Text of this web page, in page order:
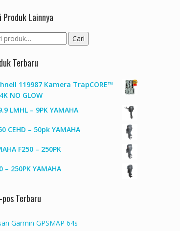
Produk Lainnya
Cari
Terbaru
119987 Kamera TrapCORE™
NO GLOW
LMHL – 9PK YAMAHA
CEHD – 50pk YAMAHA
F250 – 250PK
– 250PK YAMAHA
pos Terbaru
Garmin GPSMAP 64s